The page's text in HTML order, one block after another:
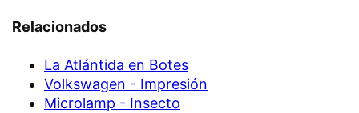
Relacionados
La Atlántida en Botes
Volkswagen - Impresión
Microlamp - Insecto